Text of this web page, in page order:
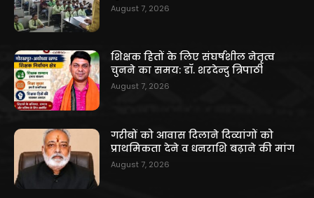
August 7, 2026
शिक्षक हितों के लिए संघर्षशील नेतृत्व
चुनने का समय: डॉ. शरदेन्दु त्रिपाठी
August 7, 2026
गरीबों को आवास दिलाने दिव्यांगों को
प्राथमिकता देने व धनराशि बढ़ाने की मांग
August 7, 2026